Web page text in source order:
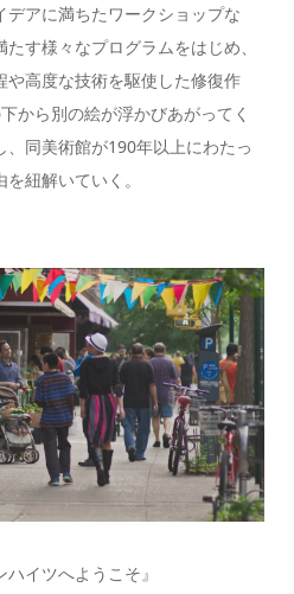
デアに満ちたワークショップな
す様々なプログラムをはじめ、
や高度な技術を駆使した修復作
から別の絵が浮かびあがってく
、同美術館が190年以上にわたっ
紐解いていく。
イツへようこそ』